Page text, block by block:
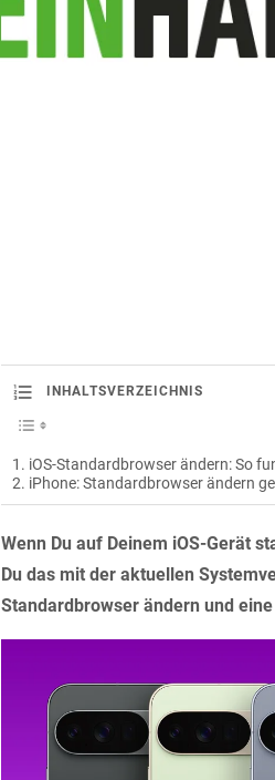
INHALTSVERZEICHNIS
iOS-Standardbrowser ändern: So
iPhone: Standardbrowser ändern
Wenn Du auf Deinem iOS-Gerät
Du das mit der aktuellen
Standardbrowser ändern und